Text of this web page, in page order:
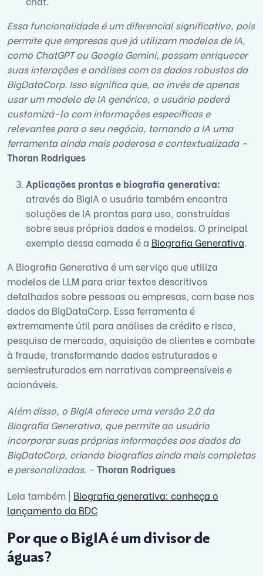
Essa funcionalidade é um diferencial significativo, pois
permite que empresas que já utilizam modelos de IA,
como ChatGPT ou Google Gemini, possam enriquecer
suas interações e análises com os dados robustos da
BigDataCorp. Isso significa que, ao invés de apenas
usar um modelo de IA genérico, o usuário poderá
customizá-lo com informações específicas e
relevantes para o seu negócio, tornando a IA uma
ferramenta ainda mais poderosa e contextualizada –
Thoran Rodrigues
Aplicações prontas e biografia generativa:
através do BigIA o usuário também encontra
soluções de IA prontas para uso, construídas
sobre seus próprios dados e modelos. O principal
exemplo dessa camada é a Biografia Generativa.
A Biografia Generativa é um serviço que utiliza
modelos de LLM para criar textos descritivos
detalhados sobre pessoas ou empresas, com base nos
dados da BigDataCorp. Essa ferramenta é
extremamente útil para análises de crédito e risco,
pesquisa de mercado, aquisição de clientes e combate
à fraude, transformando dados estruturados e
semiestruturados em narrativas compreensíveis e
acionáveis.
Além disso, o BigIA oferece uma versão 2.0 da
Biografia Generativa, que permite ao usuário
incorporar suas próprias informações aos dados da
BigDataCorp, criando biografias ainda mais completas
e personalizadas. – Thoran Rodrigues
Leia também | Biografia generativa: conheça o
lançamento da BDC
Por que o BigIA é um divisor de
águas?